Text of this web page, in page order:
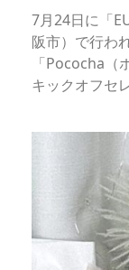
7月24日に「
阪市）で行わ
「Pococha
キックオフセ